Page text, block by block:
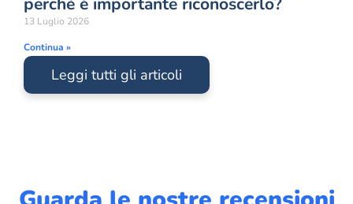
13 Luglio 2026
Continua »
Leggi tutti gli articoli